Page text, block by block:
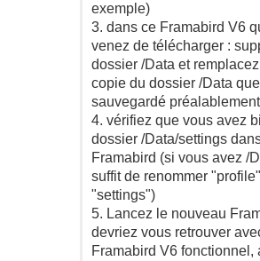
exemple)
3. dans ce Framabird V6
venez de télécharger :
dossier /Data et
copie du dossier /Data
sauvegardé préalablement
4. vérifiez que vous avez
dossier /Data/settings
Framabird (si vous avez /
suffit de renommer
"settings")
5. Lancez le nouveau
devriez vous retrouver
Framabird V6 fonctionnel,